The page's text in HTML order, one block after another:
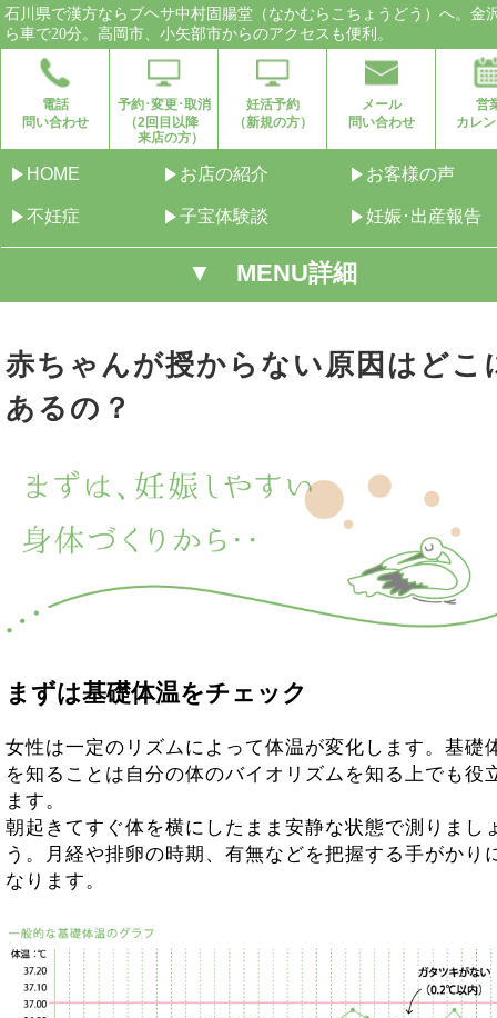
石川県で漢方ならブヘサ中村固腸堂（なかむらこちょうどう）へ。金
ら車で20分。高岡市、小矢部市からのアクセスも便利。
電話
問い合わせ
予約･変更･取消
（2回目以降
来店の方）
妊活予約
（新規の方）
メール
問い合わせ
営
カレ
HOME お店の紹介 お客様の声
不妊症 子宝体験談 妊娠･出産報告
▼ MENU詳細
赤ちゃんが授からない原因はどこ
あるの？
まずは基礎体温をチェック
女性は一定のリズムによって体温が変化します。基礎
を知ることは自分の体のバイオリズムを知る上でも役
ます。
朝起きてすぐ体を横にしたまま安静な状態で測りまし
う。月経や排卵の時期、有無などを把握する手がかり
なります。